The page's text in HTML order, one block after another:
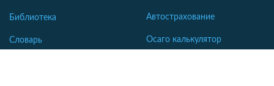
Библиотека
Словарь
Автострахование
Осаго калькулятор